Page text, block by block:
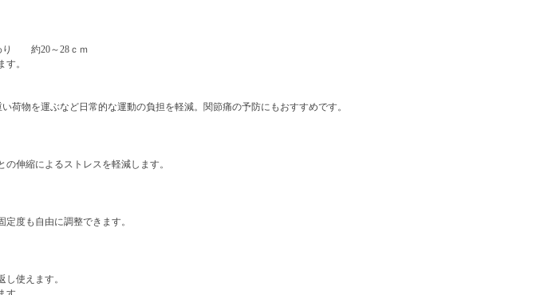
り 約20～28ｃｍ
。
荷物を運ぶなど日常的な運動の負担を軽減。関節痛の予防にもおすすめです。
伸縮によるストレスを軽減します。
度も自由に調整できます。
使えます。